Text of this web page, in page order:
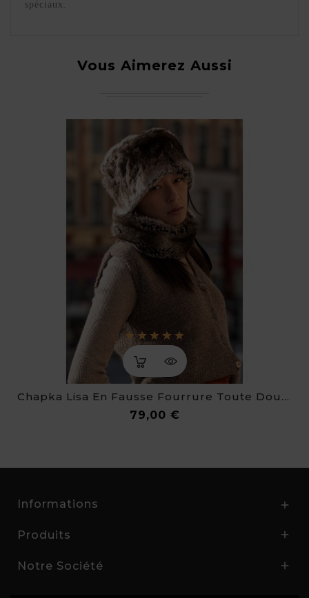
spéciaux.
Vous Aimerez Aussi
Chapka Lisa En Fausse Fourrure Toute Douce
79,00 €
Informations 
Produits 
Notre Société 